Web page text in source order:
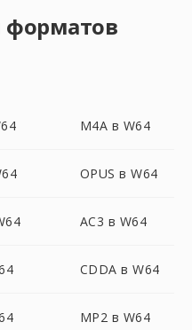
форматов
M4A в W64
OPUS в W64
AC3 в W64
CDDA в W64
MP2 в W64